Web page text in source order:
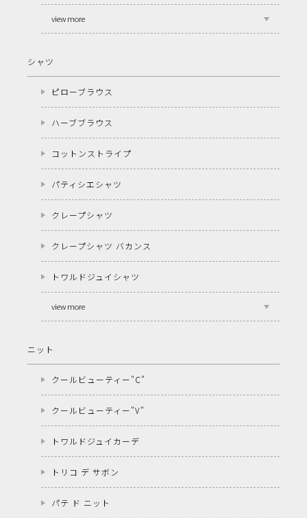
view more
シャツ
ピローブラウス
ハーブブラウス
コットンストライプ
パティシエシャツ
クレープシャツ
クレープシャツ バカンス
トワルドジュイシャツ
view more
ニット
クールビューティー"C"
クールビューティー"V"
トワルドジュイカーデ
トリコ デ サボン
パテ ド ニット